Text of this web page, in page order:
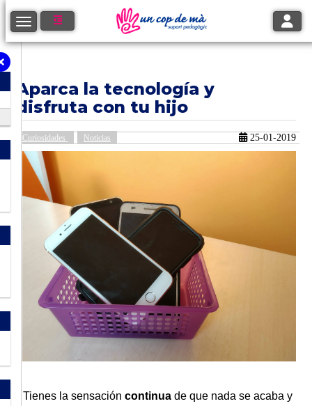
Toggle navigation
Aparca la tecnología y
disfruta con tu hijo
Curiosidades Noticias 25-01-2019
¿Tienes la sensación continua de que nada se acaba y